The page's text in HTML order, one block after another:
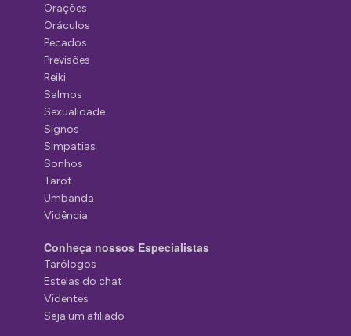
Orações
Oráculos
Pecados
Previsões
Reiki
Salmos
Sexualidade
Signos
Simpatias
Sonhos
Tarot
Umbanda
Vidência
Conheça nossos Especialistas
Tarólogos
Estelas do chat
Videntes
Seja um afiliado